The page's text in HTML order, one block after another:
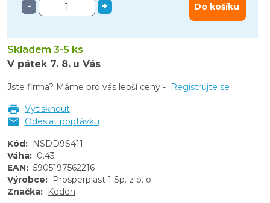
- + Do košíku
Skladem 3-5 ks
V pátek 7. 8. u Vás
Jste firma? Máme pro vás lepší ceny - Registrujte se
Vytisknout
Odeslat poptávku
Kód: NSDD9S411
Váha: 0.43
EAN: 5905197562216
Výrobce: Prosperplast 1 Sp. z o. o.
Značka: Keden